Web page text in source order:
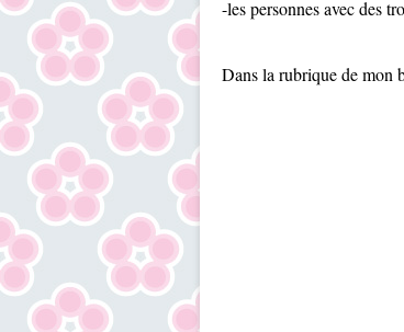
-les personnes avec des
Dans la rubrique de mon